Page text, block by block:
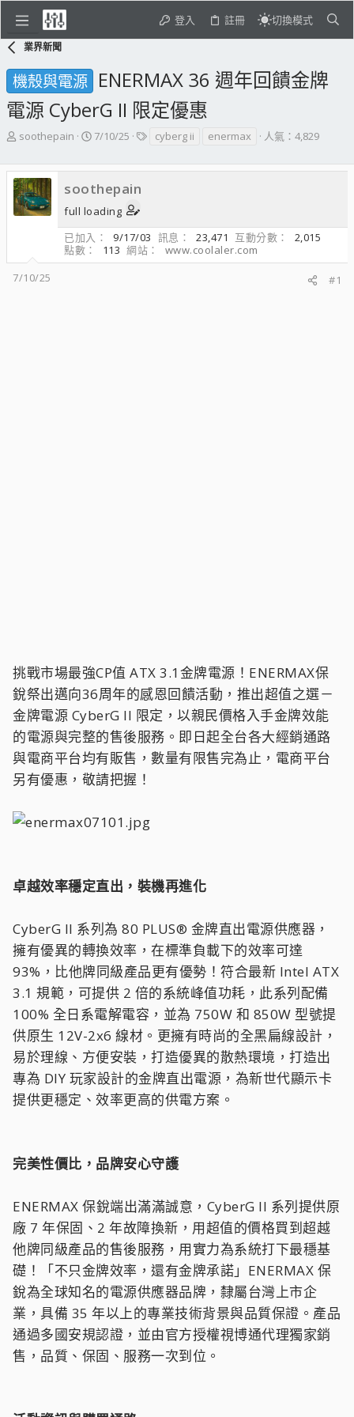
登入 註冊 切換模式
業界新聞
機殼與電源 ENERMAX 36 週年回饋金牌
電源 CyberG II 限定優惠
主
發
起
人
soothepain
開
日
期
7/10/25
標cyberg ii enermax 人氣：4,829
soothepain
full loading
已加入
9/17/03 訊息 23,471 互動分數
2,015
點數
113 網站
www.coolaler.com
7/10/25
#1
挑戰市場最強CP值 ATX 3.1金牌電源！ENERMAX保
銳祭出邁向36周年的感恩回饋活動，推出超值之選－
金牌電源 CyberG II 限定，以親民價格入手金牌效能
的電源與完整的售後服務。即日起全台各大經銷通路
與電商平台均有販售，數量有限售完為止，電商平台
另有優惠，敬請把握！
卓越效率穩定直出，裝機再進化
CyberG II 系列為 80 PLUS® 金牌直出電源供應器，
擁有優異的轉換效率，在標準負載下的效率可達
93%，比他牌同級產品更有優勢！符合最新 Intel ATX
3.1 規範，可提供 2 倍的系統峰值功耗，此系列配備
100% 全日系電解電容，並為 750W 和 850W 型號提
供原生 12V-2x6 線材。更擁有時尚的全黑扁線設計，
易於理線、方便安裝，打造優異的散熱環境，打造出
專為 DIY 玩家設計的金牌直出電源，為新世代顯示卡
提供更穩定、效率更高的供電方案。
完美性價比，品牌安心守護
ENERMAX 保銳端出滿滿誠意，CyberG II 系列提供原
廠 7 年保固、2 年故障換新，用超值的價格買到超越
他牌同級產品的售後服務，用實力為系統打下最穩基
礎！「不只金牌效率，還有金牌承諾」ENERMAX 保
銳為全球知名的電源供應器品牌，隸屬台灣上市企
業，具備 35 年以上的專業技術背景與品質保證。產品
通過多國安規認證，並由官方授權視博通代理獨家銷
售，品質、保固、服務一次到位。